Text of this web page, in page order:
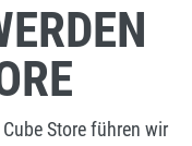
Store führen wir